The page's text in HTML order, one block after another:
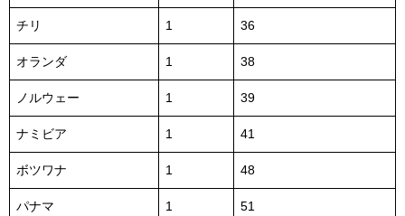
チリ 1 36
オランダ 1 38
ノルウェー 1 39
ナミビア 1 41
ボツワナ 1 48
パナマ 1 51